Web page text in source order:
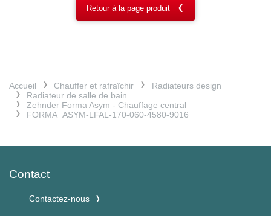
Retour à la page produit
Accueil Chauffer et rafraîchir
Radiateurs design
Radiateur de salle de bain
Zehnder Forma Asym - Chauffage central
FORMA_ASYM-LFAL-170-060-4580-9016
Contact
Contactez-nous